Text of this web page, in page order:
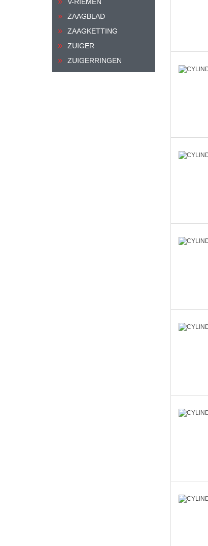
ZAAGBLAD
ZAAGKETTING
ZUIGER
ZUIGERRINGEN